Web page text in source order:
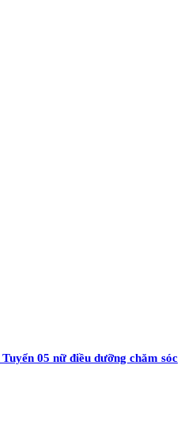
05 nữ điều dưỡng chăm sóc